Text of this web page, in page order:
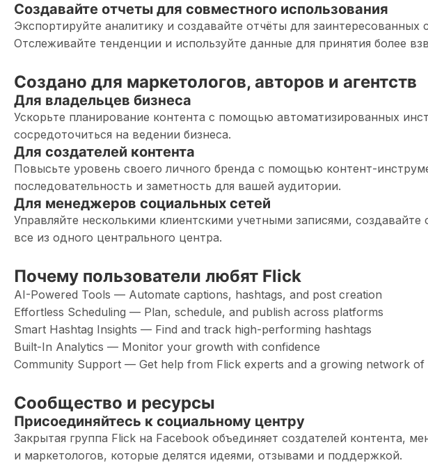
Создавайте отчеты для совместного использования
Экспортируйте аналитику и создавайте отчёты для
Отслеживайте тенденции и используйте данные для принятия более
Создано для маркетологов, авторов и агентств
Для владельцев бизнеса
Ускорьте планирование контента с помощью автоматизированных
сосредоточиться на ведении бизнеса.
Для создателей контента
Повысьте уровень своего личного бренда с помощью контент-
последовательность и заметность для вашей аудитории.
Для менеджеров социальных сетей
Управляйте несколькими клиентскими учетными записями,
все из одного центрального центра.
Почему пользователи любят Flick
AI-Powered Tools — Automate captions, hashtags, and post creation
Effortless Scheduling — Plan, schedule, and publish across platforms
Smart Hashtag Insights — Find and track high-performing hashtags
Built-In Analytics — Monitor your growth with confidence
Community Support — Get help from Flick experts and a growing network of
Сообщество и ресурсы
Присоединяйтесь к социальному центру
Закрытая группа Flick на Facebook объединяет создателей контента,
и маркетологов, которые делятся идеями, отзывами и поддержкой.